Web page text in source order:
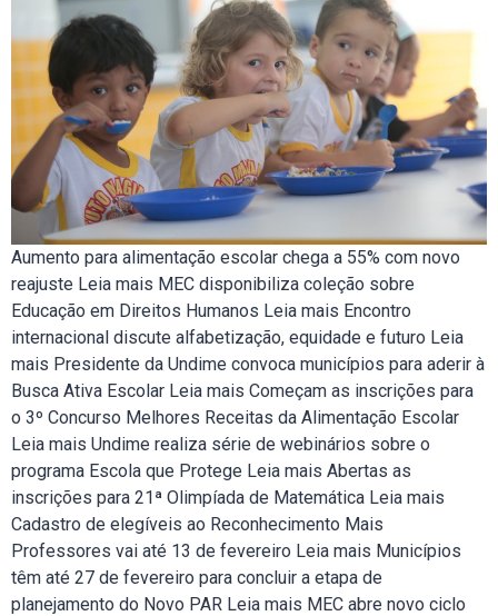
Aumento para alimentação escolar chega a 55% com novo
reajuste Leia mais MEC disponibiliza coleção sobre
Educação em Direitos Humanos Leia mais Encontro
internacional discute alfabetização, equidade e futuro Leia
mais Presidente da Undime convoca municípios para aderir à
Busca Ativa Escolar Leia mais Começam as inscrições para
o 3º Concurso Melhores Receitas da Alimentação Escolar
Leia mais Undime realiza série de webinários sobre o
programa Escola que Protege Leia mais Abertas as
inscrições para 21ª Olimpíada de Matemática Leia mais
Cadastro de elegíveis ao Reconhecimento Mais
Professores vai até 13 de fevereiro Leia mais Municípios
têm até 27 de fevereiro para concluir a etapa de
planejamento do Novo PAR Leia mais MEC abre novo ciclo